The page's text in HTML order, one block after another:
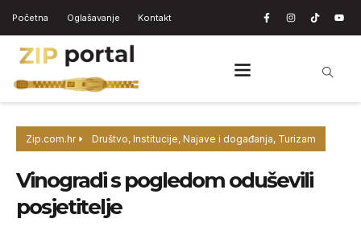
Početna Oglašavanje Kontakt
Zip.com.hr Društvo, Institucije, Najave i događanja, Turizam
Vinogradi s pogledom oduševili
posjetitelje